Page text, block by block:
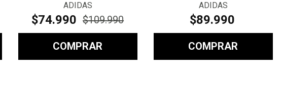
ADIDAS
$74.990 $109.990
COMPRAR
ADIDAS
$89.990
COMPRAR